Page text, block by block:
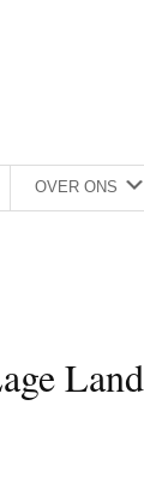
OVER ONS